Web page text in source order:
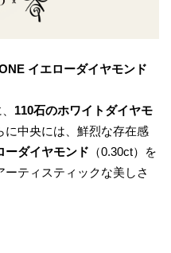
イエローダイヤモンド
110石のホワイトダイヤモ
に中央には、鮮烈な存在感
ーダイヤモンド （0.30ct）を
ティスティックな美しさ